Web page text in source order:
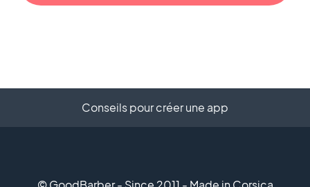
Conseils pour créer une app